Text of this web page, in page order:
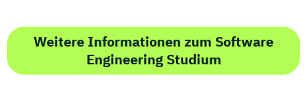
Information Technology Management
Innovation and Entrepreneurship (DE/EN)
Radiologietechnologie
Software Design & Cloud Computing
Software and Digital Experience
Weitere Informationen zum Software
Engineering Studium